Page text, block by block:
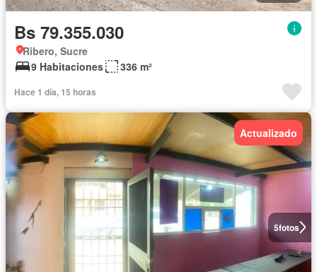
Bs 79.355.030
Ribero, Sucre
9 Habitaciones
336 m²
Hace 1 día, 15 horas
5fotos
Actualizado